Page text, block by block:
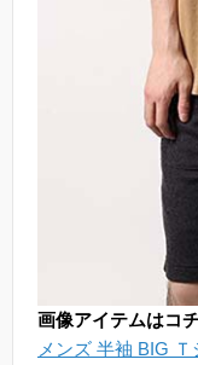
画像アイテムはコ
メンズ 半袖 BIG